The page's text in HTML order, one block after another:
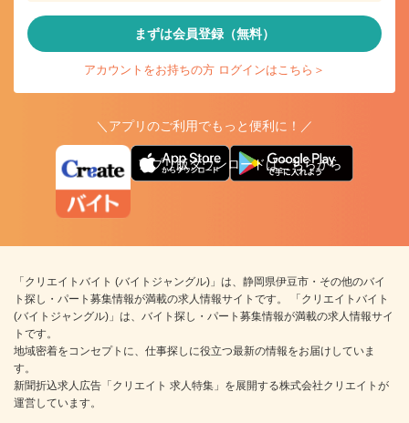
まずは会員登録（無料）
アカウントをお持ちの方 ログインはこちら＞
＼アプリのご利用でもっと便利に！／
アプリ版ダウンロードはこちらから
「クリエイトバイト (バイトジャングル)」は、静岡県伊豆市・その他のバイ
ト探し・パート募集情報が満載の求人情報サイトです。 「クリエイトバイト
(バイトジャングル)」は、バイト探し・パート募集情報が満載の求人情報サイ
トです。
地域密着をコンセプトに、仕事探しに役立つ最新の情報をお届けしていま
す。
新聞折込求人広告「クリエイト 求人特集」を展開する株式会社クリエイトが
運営しています。